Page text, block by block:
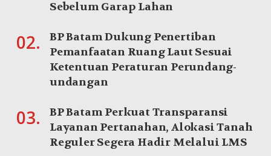
Sebelum Garap Lahan
02.
BP Batam Dukung Penertiban
Pemanfaatan Ruang Laut Sesuai
Ketentuan Peraturan Perundang-
undangan
03.
BP Batam Perkuat Transparansi
Layanan Pertanahan, Alokasi Tanah
Reguler Segera Hadir Melalui LMS